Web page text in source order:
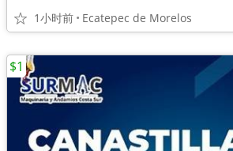
1小时前 Ecatepec de Morelos
$1